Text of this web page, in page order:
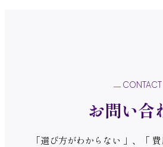
CONTACT
お問い合
「選び方がわからない 」、「